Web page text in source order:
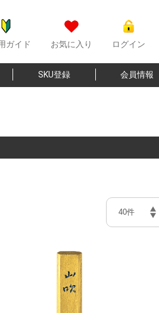
ガイド お気に入り ログイン
SKU登録 会員情報